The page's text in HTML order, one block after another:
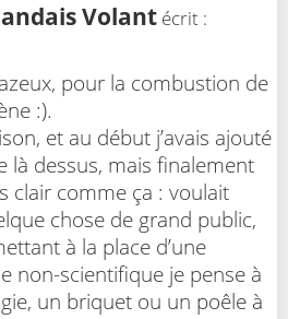
Volant écrit :
pour la combustion de
:).
et au début j’avais ajouté
là dessus, mais finalement
clair comme ça : voulait
chose de grand public,
à la place d’une
non-scientifique je pense à
un briquet ou un poêle à